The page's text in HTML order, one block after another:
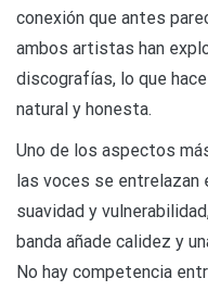
conexión que antes
ambos artistas han
discografías, lo que
natural y honesta.
Uno de los aspectos
las voces se
suavidad y
banda añade calidez y
No hay competencia